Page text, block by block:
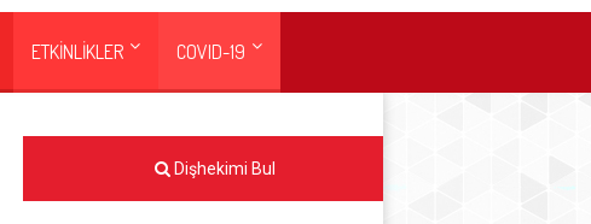
ETKİNLİKLER COVID-19
Dişhekimi Bul